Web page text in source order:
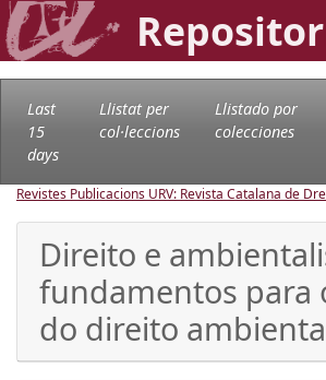
Last
15
days
Llistat per
col·leccions
Llistado por
colecciones
Revistes Publicacions URV: Revista Catalana de
Direito e
fundamentos para
do direito